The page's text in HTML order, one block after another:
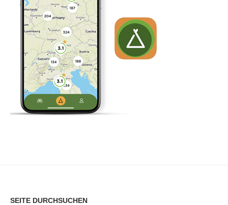
SEITE DURCHSUCHEN